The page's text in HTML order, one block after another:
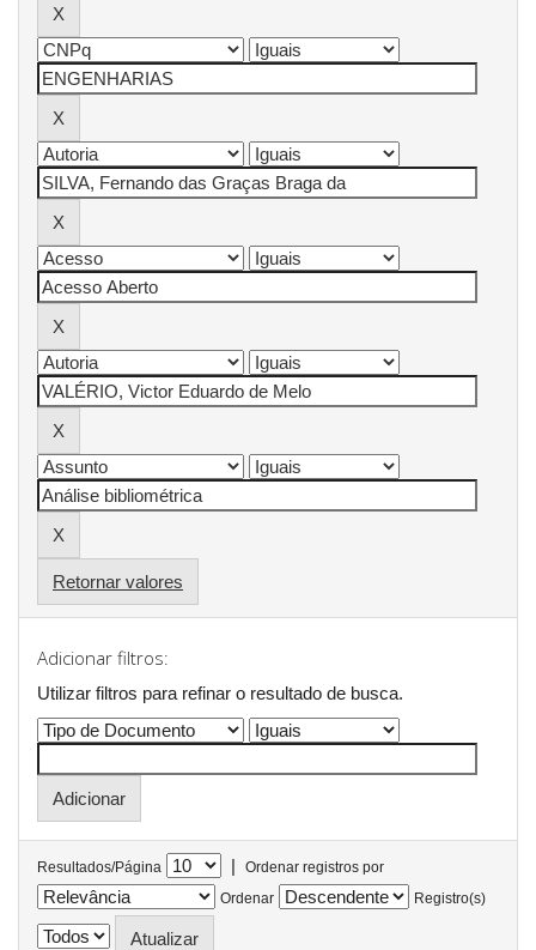
Retornar valores
Adicionar filtros:
Utilizar filtros para refinar o resultado de busca.
Resultados/Página |
Ordenar registros por
Ordenar
Registro(s)